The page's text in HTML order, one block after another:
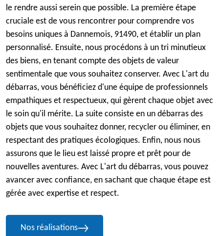
le rendre aussi serein que possible. La première étape
cruciale est de vous rencontrer pour comprendre vos
besoins uniques à Dannemois, 91490, et établir un plan
personnalisé. Ensuite, nous procédons à un tri minutieux
des biens, en tenant compte des objets de valeur
sentimentale que vous souhaitez conserver. Avec L'art du
débarras, vous bénéficiez d'une équipe de professionnels
empathiques et respectueux, qui gèrent chaque objet avec
le soin qu'il mérite. La suite consiste en un débarras des
objets que vous souhaitez donner, recycler ou éliminer, en
respectant des pratiques écologiques. Enfin, nous nous
assurons que le lieu est laissé propre et prêt pour de
nouvelles aventures. Avec L'art du débarras, vous pouvez
avancer avec confiance, en sachant que chaque étape est
gérée avec expertise et respect.
Nos réalisations